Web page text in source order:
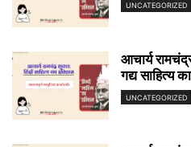
UNCATEGORIZED
आचार्य
गद्य साहित्य
UNCATEGORIZED